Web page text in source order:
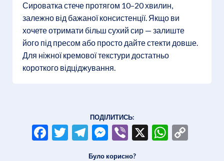
Сироватка стече протягом 10–20 хвилин,
залежно від бажаної консистенції. Якщо ви
хочете отримати більш сухий сир — залиште
його під пресом або просто дайте стекти довше.
Для ніжної кремової текстури достатньо
короткого відціджування.
ПОДІЛИТИСЬ:
Facebook
Twitter
Telegram
Messenger
Viber
X
Було корисно?